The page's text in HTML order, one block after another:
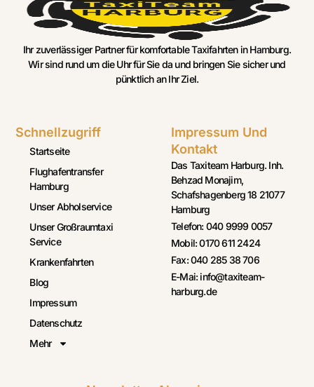
Ihr zuverlässiger Partner für komfortable Taxifahrten in Hamburg.
Wir sind rund um die Uhr für Sie da und bringen Sie sicher und
pünktlich an Ihr Ziel.
Schnellzugriff
Startseite
Flughafentransfer
Hamburg
Unser Abholservice
Unser Großraumtaxi
Service
Krankenfahrten
Blog
Impressum
Datenschutz
Mehr
Impressum Und
Kontakt
Das Taxiteam Harburg. Inh.
Behzad Monajim,
Schafshagenberg 18 21077
Hamburg
Telefon: 040 9999 0057
Mobil: 0170 611 2424
Fax: 040 285 38 706
E-Mai: info@taxiteam-
harburg.de